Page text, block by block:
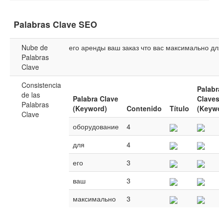
Palabras Clave SEO
Nube de
Palabras
Clave
его аренды ваш заказ что вас максимально
Consistencia
de las
Palabras
Clave
Palabra Clave
(Keyword)
Contenido Título
Claves
оборудование
4
для
4
его
3
ваш
3
максимально
3